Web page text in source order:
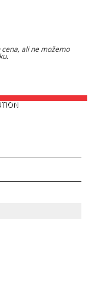
ali ne možemo
. Sva prava zadržana